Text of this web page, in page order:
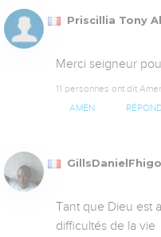
Priscillia Tony
Merci seigneur
11 personnes ont dit
AMEN
GillsDanielFhigo
Tant que Dieu est
difficultés de la vie